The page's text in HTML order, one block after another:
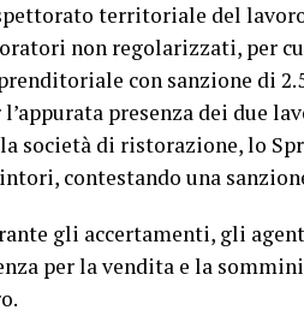
territoriale del
non regolarizzati, per
con sanzione di
l’appurata presenza dei due
società di ristorazione, lo
contestando una
gli accertamenti, gli
per la vendita e la